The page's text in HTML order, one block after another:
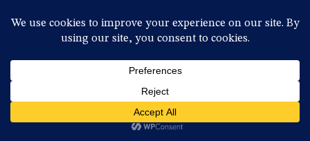
Economy News